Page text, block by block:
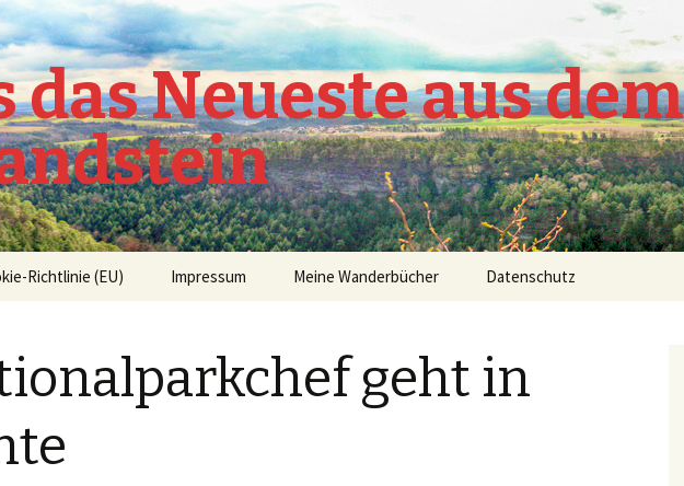
das Neueste aus dem
Richtlinie (EU) Impressum Meine Wanderbücher Datenschutz
geht in